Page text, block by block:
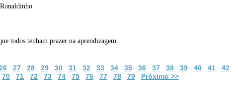
todos tenham prazer na aprendizagem.
27 28 29 30 31 32 33 34 35 36 37 38 39 40 41
42
70 71 72 73 74 75 76 77 78 79 Próximo >>